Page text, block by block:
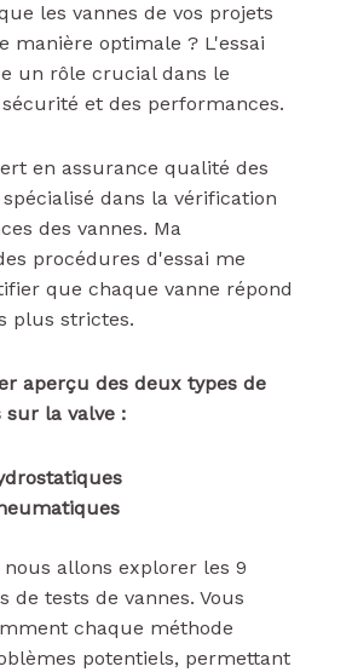
les vannes de vos projets
manière optimale ? L'essai
un rôle crucial dans le
et des performances.
en assurance qualité des
dans la vérification
des vannes. Ma
procédures d'essai me
que chaque vanne répond
plus strictes.
aperçu des deux types de
la valve :
nous allons explorer les 9
de tests de vannes. Vous
chaque méthode
potentiels, permettant